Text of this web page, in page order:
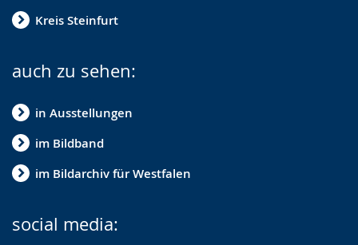
Kreis Steinfurt
auch zu sehen:
in Ausstellungen
im Bildband
im Bildarchiv für Westfalen
social media: